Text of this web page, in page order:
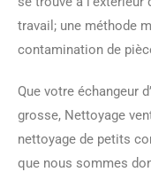
travail; une méthode
contamination de
Que votre échangeur
grosse, Nettoyage
nettoyage de petits
que nous sommes